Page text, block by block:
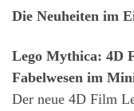
Die Neuheiten im
Lego Mythica: 4D
Fabelwesen im
Der neue 4D Film